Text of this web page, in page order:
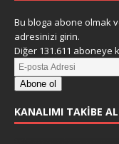
Bu bloga abone olmak
adresinizi girin.
Diğer 131.611 aboneye
Abone ol
KANALIMI TAKIBE